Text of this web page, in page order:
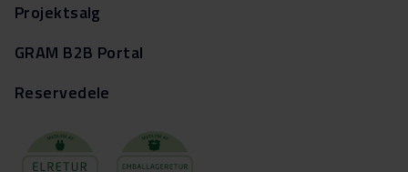
Projektsalg
GRAM B2B Portal
Reservedele